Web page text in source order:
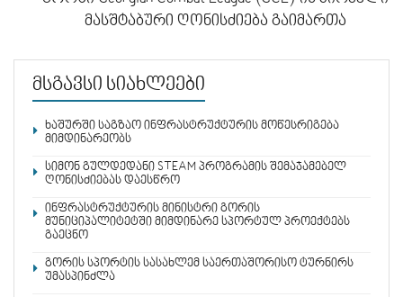
მასშტაბური ღონისძიება გაიმართა
მსგავსი სიახლეები
ხაშურში საგზაო ინფრასტრუქტურის მოწესრიგება
მიმდინარეობს
სიმონ გულდედანი STEAM პროგრამის შემაჯამებელ
ღონისძიებას დაესწრო
ინფრასტრუქტურის მინისტრი გორის
მუნიციპალიტეტში მიმდინარე სპორტულ პროექტებს
გაეცნო
გორის სპორტის სასახლემ საერთაშორისო ტურნირს
უმასპინძლა